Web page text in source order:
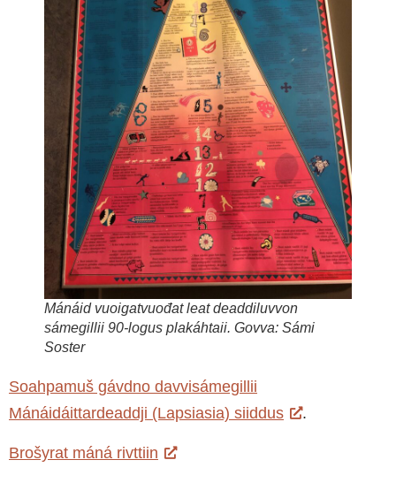
Mánáid vuoigatvuođat leat deaddiluvvon
sámegillii 90-logus plakáhtaii. Govva: Sámi
Soster
Soahpamuš gávdno davvisámegillii
Mánáidáittardeaddji (Lapsiasia) siiddus
.
Brošyrat máná rivttiin